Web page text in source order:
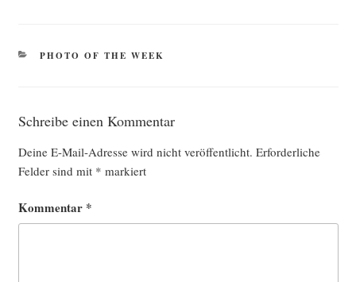
KATEGORIEN
PHOTO OF THE WEEK
Schreibe einen Kommentar
Deine E-Mail-Adresse wird nicht veröffentlicht. Erforderliche
Felder sind mit * markiert
Kommentar *